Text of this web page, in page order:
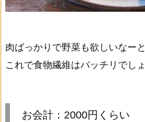
肉ばっかりで野菜も欲しいなー
これで食物繊維はバッチリでしょ
お会計：2000円くらい